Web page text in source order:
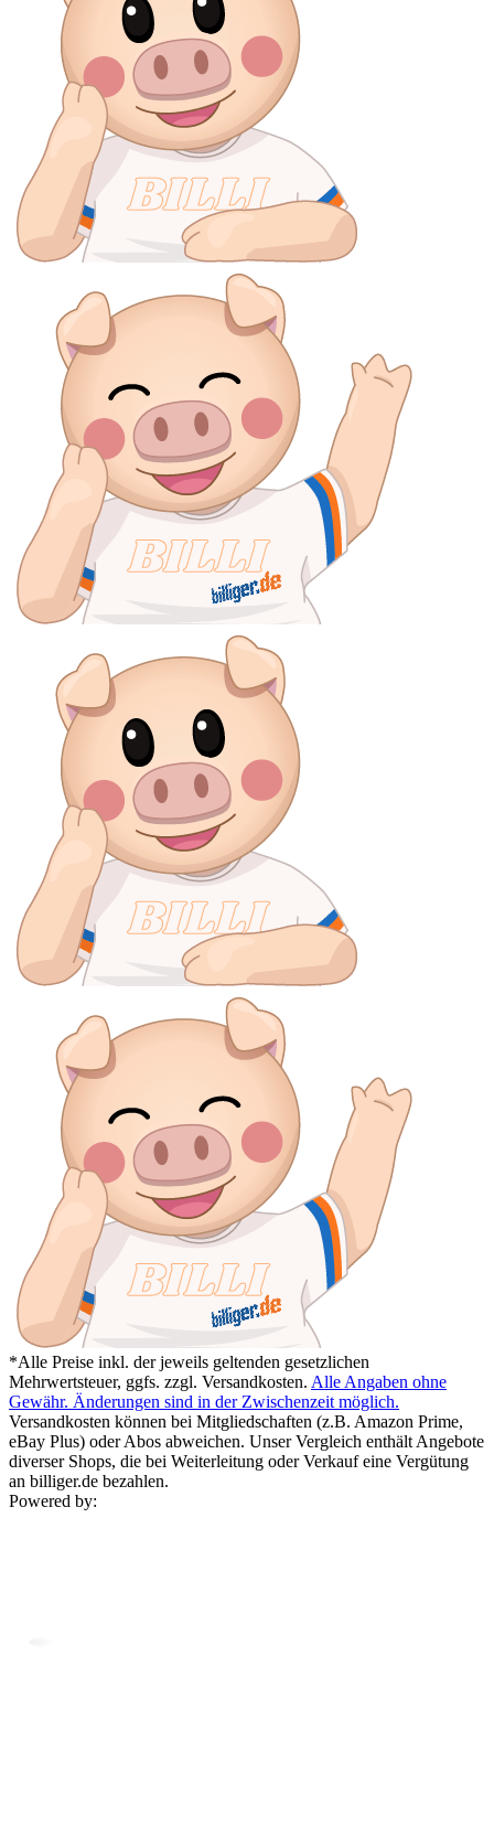
*Alle Preise inkl. der jeweils geltenden gesetzlichen
Mehrwertsteuer, ggfs. zzgl. Versandkosten. Alle Angaben ohne
Gewähr. Änderungen sind in der Zwischenzeit möglich.
Versandkosten können bei Mitgliedschaften (z.B. Amazon Prime,
eBay Plus) oder Abos abweichen. Unser Vergleich enthält Angebote
diverser Shops, die bei Weiterleitung oder Verkauf eine Vergütung
an billiger.de bezahlen.
Powered by: